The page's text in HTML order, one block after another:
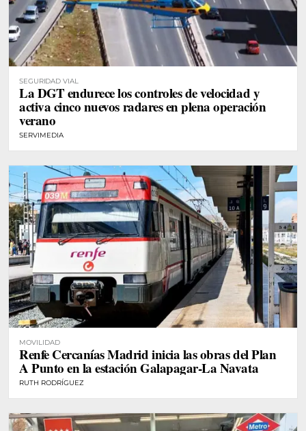
SEGURIDAD VIAL
La DGT endurece los controles de velocidad y
activa cinco nuevos radares en plena operación
verano
SERVIMEDIA
MOVILIDAD
Renfe Cercanías Madrid inicia las obras del Plan
A Punto en la estación Galapagar-La Navata
RUTH RODRÍGUEZ